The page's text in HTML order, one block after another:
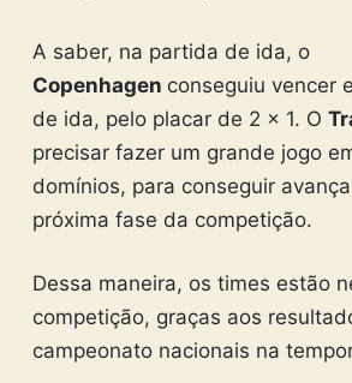
A saber, na partida de ida, o
Copenhagen conseguiu vencer
de ida, pelo placar de 2 x 1. O
precisar fazer um grande jogo
domínios, para conseguir
próxima fase da competição.
Dessa maneira, os times estão
competição, graças aos
campeonato nacionais na